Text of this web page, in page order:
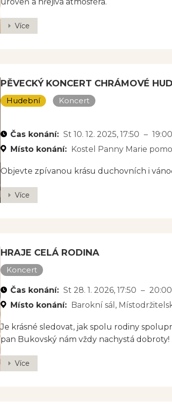
Více
PĚVECKÝ KONCERT CHRÁMOVÉ
Hudební Koncert
Čas konání: St 10. 12. 2025, 17:50 – 19:00
Místo konání: Kostel Panny Marie
Objevte zpívanou krásu duchovních i
Více
HRAJE CELÁ RODINA
Koncert
Čas konání: St 28. 1. 2026, 17:50 – 20:00
Místo konání: Barokní sál,
Je krásné sledovat, jak spolu rodiny
pan Bukovský nám vždy nachystá dobroty!
Více